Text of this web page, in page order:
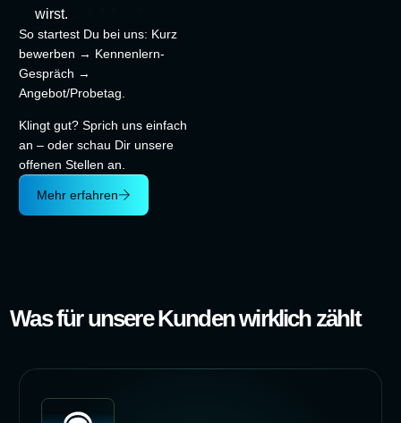
wirst.
So startest Du bei uns: Kurz
bewerben → Kennenlern-
Gespräch →
Angebot/Probetag.
Klingt gut? Sprich uns einfach
an – oder schau Dir unsere
offenen Stellen an.
Mehr erfahren
Was für unsere Kunden wirklich zählt